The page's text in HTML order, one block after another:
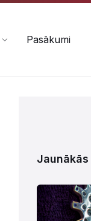
Pasākumi
Jaunākās